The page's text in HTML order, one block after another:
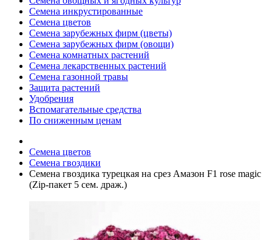
Семена инкрустированные
Семена цветов
Семена зарубежных фирм (цветы)
Семена зарубежных фирм (овощи)
Семена комнатных растений
Семена лекарственных растений
Семена газонной травы
Защита растений
Удобрения
Вспомагательные средства
По сниженным ценам
Семена цветов
Семена гвоздики
Семена гвоздика турецкая на срез Амазон F1 rose magic
(Zip-пакет 5 сем. драж.)